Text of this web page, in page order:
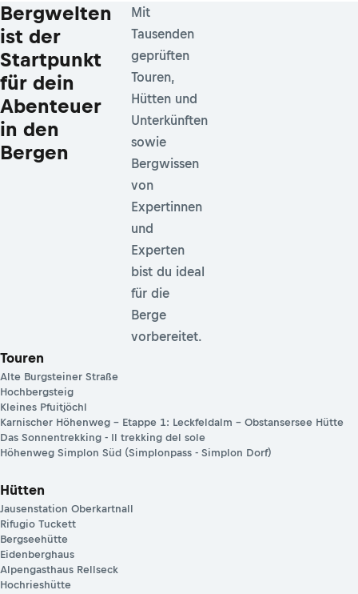
Bergwelten
ist der
Startpunkt
für dein
Abenteuer
in den
Bergen
Mit
Tausenden
geprüften
Touren,
Hütten und
Unterkünften
sowie
Bergwissen
von
Expertinnen
und
Experten
bist du ideal
für die
Berge
vorbereitet.
Touren
Alte Burgsteiner Straße
Hochbergsteig
Kleines Pfuitjöchl
Karnischer Höhenweg – Etappe 1: Leckfeldalm – Obstansersee Hütte
Das Sonnentrekking - Il trekking del sole
Höhenweg Simplon Süd (Simplonpass - Simplon Dorf)
Hütten
Jausenstation Oberkartnall
Rifugio Tuckett
Bergseehütte
Eidenberghaus
Alpengasthaus Rellseck
Hochrieshütte